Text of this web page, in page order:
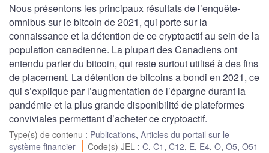
Nous présentons les principaux résultats de l’enquête-
omnibus sur le bitcoin de 2021, qui porte sur la
connaissance et la détention de ce cryptoactif au sein de la
population canadienne. La plupart des Canadiens ont
entendu parler du bitcoin, qui reste surtout utilisé à des fins
de placement. La détention de bitcoins a bondi en 2021, ce
qui s’explique par l’augmentation de l’épargne durant la
pandémie et la plus grande disponibilité de plateformes
conviviales permettant d’acheter ce cryptoactif.
Type(s) de contenu : Publications, Articles du portail sur le
système financier
Code(s) JEL :C,C1 ,C12, E, E4,O,O5,O51